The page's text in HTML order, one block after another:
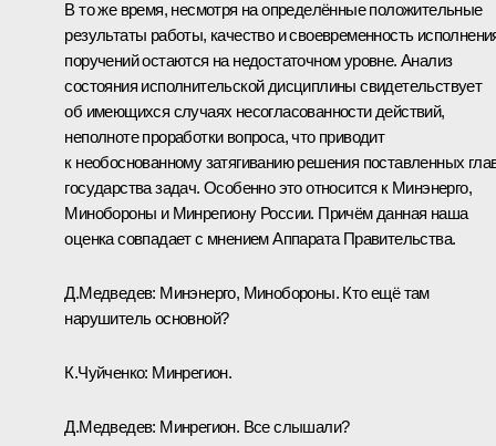
В то же время, несмотря на определённые положительные
результаты работы, качество и своевременность
поручений остаются на недостаточном уровне. Анализ
состояния исполнительской дисциплины свидетельствует
об имеющихся случаях несогласованности действий,
неполноте проработки вопроса, что приводит
к необоснованному затягиванию решения поставленных
государства задач. Особенно это относится к Минэнерго,
Минобороны и Минрегиону России. Причём данная наша
оценка совпадает с мнением Аппарата Правительства.
Д.Медведев: Минэнерго, Минобороны. Кто ещё там
нарушитель основной?
К.Чуйченко: Минрегион.
Д.Медведев: Минрегион. Все слышали?